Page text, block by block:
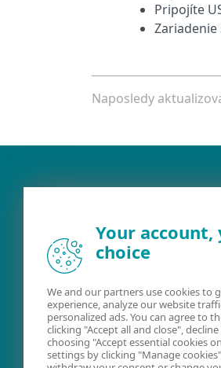
Pripojíte
Naposledy
Dokumentácia
Your
choice
We and our partners use cookies to
experience, analyze our website
personalized ads. You can agree to
clicking "Accept all and close",
choosing "Accept essential cookies
settings by clicking "Manage